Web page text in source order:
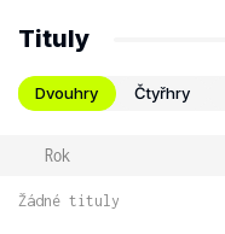
Tituly
Dvouhry Čtyřhry
Rok
Žádné tituly